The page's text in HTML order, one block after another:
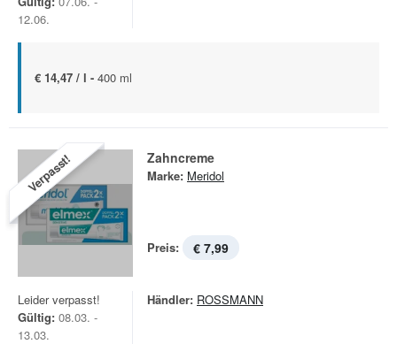
12.06.
€ 14,47 / l - 400 ml
Verpasst! Zahncreme
Marke: Meridol
Preis: € 7,99
Leider verpasst!
Gültig: 08.03. -
13.03.
Händler: ROSSMANN